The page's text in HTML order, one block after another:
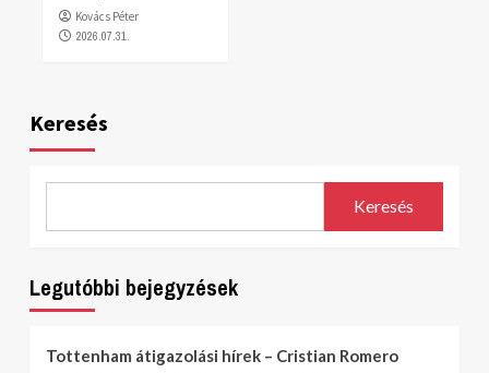
Kovács Péter
2026.07.31.
Keresés
Keresés
Legutóbbi bejegyzések
Tottenham átigazolási hírek – Cristian Romero